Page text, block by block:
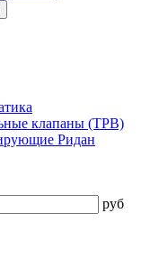
клапаны (ТРВ)
Ридан
руб